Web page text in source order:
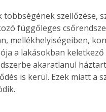
szellőzése,
függőleges
mellékhelyiségeiben,
a lakásokban
akaratlanul
is kerül. Ezek miatt a